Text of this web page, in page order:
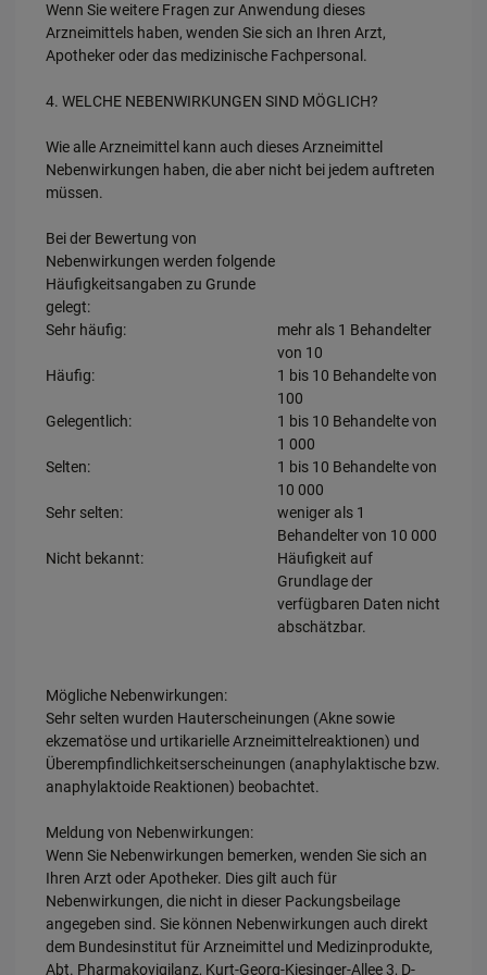
Wenn Sie weitere Fragen zur Anwendung dieses
Arzneimittels haben, wenden Sie sich an Ihren Arzt,
Apotheker oder das medizinische Fachpersonal.
4. WELCHE NEBENWIRKUNGEN SIND MÖGLICH?
Wie alle Arzneimittel kann auch dieses Arzneimittel
Nebenwirkungen haben, die aber nicht bei jedem auftreten
müssen.
Bei der Bewertung von
Nebenwirkungen werden folgende
Häufigkeitsangaben zu Grunde
gelegt:
Sehr häufig:
mehr als 1 Behandelter
von 10
Häufig:
1 bis 10 Behandelte von
100
Gelegentlich:
1 bis 10 Behandelte von
1 000
Selten:
1 bis 10 Behandelte von
10 000
Sehr selten:
weniger als 1
Behandelter von 10 000
Nicht bekannt:
Häufigkeit auf
Grundlage der
verfügbaren Daten nicht
abschätzbar.
Mögliche Nebenwirkungen:
Sehr selten wurden Hauterscheinungen (Akne sowie
ekzematöse und urtikarielle Arzneimittelreaktionen) und
Überempfindlichkeitserscheinungen (anaphylaktische bzw.
anaphylaktoide Reaktionen) beobachtet.
Meldung von Nebenwirkungen:
Wenn Sie Nebenwirkungen bemerken, wenden Sie sich an
Ihren Arzt oder Apotheker. Dies gilt auch für
Nebenwirkungen, die nicht in dieser Packungsbeilage
angegeben sind. Sie können Nebenwirkungen auch direkt
dem Bundesinstitut für Arzneimittel und Medizinprodukte,
Abt. Pharmakovigilanz, Kurt-Georg-Kiesinger-Allee 3, D-